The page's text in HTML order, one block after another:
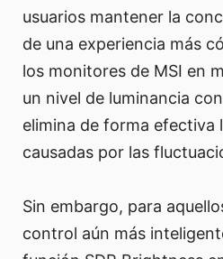
usuarios mantener la
de una experiencia más
los monitores de MSI en
un nivel de luminancia
elimina de forma efectiva
causadas por las
Sin embargo, para
control aún más